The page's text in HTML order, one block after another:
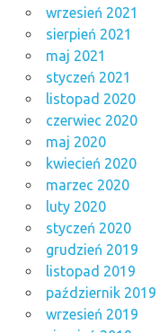
wrzesień 2021
sierpień 2021
maj 2021
styczeń 2021
listopad 2020
czerwiec 2020
maj 2020
kwiecień 2020
marzec 2020
luty 2020
styczeń 2020
grudzień 2019
listopad 2019
październik 2019
wrzesień 2019